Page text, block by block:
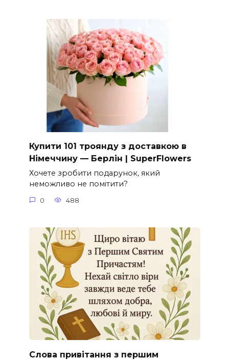
Купити 101 троянду з доставкою в
Німеччину — Берлін | SuperFlowers
Хочете зробити подарунок, який
неможливо не помітити?
0 488
Слова привітання з першим